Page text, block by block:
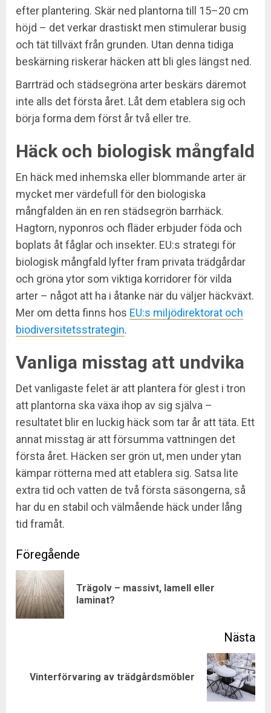
efter plantering. Skär ned plantorna till 15–20 cm
höjd – det verkar drastiskt men stimulerar busig
och tät tillväxt från grunden. Utan denna tidiga
beskärning riskerar häcken att bli gles längst ned.
Barrträd och städsegröna arter beskärs däremot
inte alls det första året. Låt dem etablera sig och
börja forma dem först år två eller tre.
Häck och biologisk mångfald
En häck med inhemska eller blommande arter är
mycket mer värdefull för den biologiska
mångfalden än en ren städsegrön barrhäck.
Hagtorn, nyponros och fläder erbjuder föda och
boplats åt fåglar och insekter. EU:s strategi för
biologisk mångfald lyfter fram privata trädgårdar
och gröna ytor som viktiga korridorer för vilda
arter – något att ha i åtanke när du väljer häckväxt.
Mer om detta finns hos EU:s miljödirektorat och
biodiversitetsstrategin.
Vanliga misstag att undvika
Det vanligaste felet är att plantera för glest i tron
att plantorna ska växa ihop av sig själva –
resultatet blir en luckig häck som tar år att täta. Ett
annat misstag är att försumma vattningen det
första året. Häcken ser grön ut, men under ytan
kämpar rötterna med att etablera sig. Satsa lite
extra tid och vatten de två första säsongerna, så
har du en stabil och välmående häck under lång
tid framåt.
Post
navigationTrägolv – massivt, lamell eller
laminat?
NextVinterförvaring av trädgårdsmöbler